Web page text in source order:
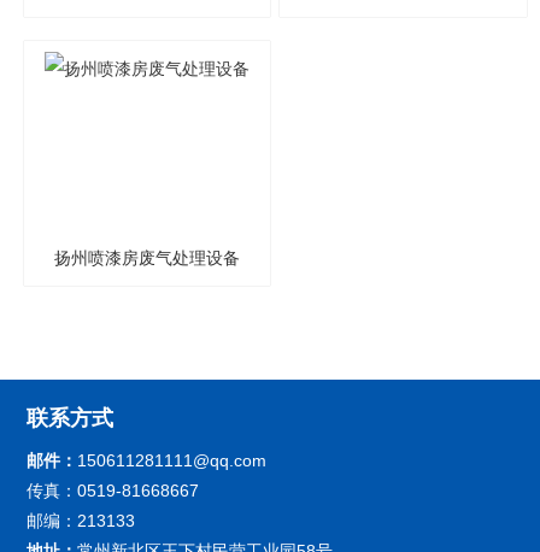
扬州喷漆房废气处理设备
联系方式
邮件： 150611281111@qq.com
传真：0519-81668667
邮编：213133